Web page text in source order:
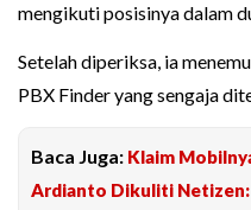
mengikuti posisinya dalam
Setelah diperiksa, ia
PBX Finder yang sengaja
Baca Juga: Klaim
Ardianto Dikuliti Netizen: